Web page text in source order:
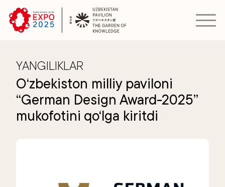
YANGILIKLAR
O‘zbekiston milliy paviloni
“German Design Award-2025”
mukofotini qo‘lga kiritdi